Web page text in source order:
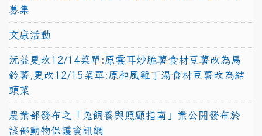
募集
文康活動
沅益更改12/14菜單:原雲耳炒脆薯食材豆薯改為馬
鈴薯,更改12/15菜單:原和風雞丁湯食材豆薯改為結
頭菜
農業部發布之「兔飼養與照顧指南」業公開發布於
該部動物保護資訊網